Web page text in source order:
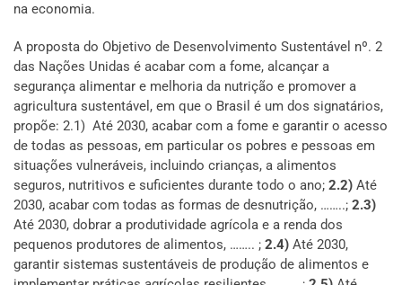
na economia.
A proposta do Objetivo de Desenvolvimento Sustentável nº. 2
das Nações Unidas é acabar com a fome, alcançar a
segurança alimentar e melhoria da nutrição e promover a
agricultura sustentável, em que o Brasil é um dos signatários,
propõe: 2.1) Até 2030, acabar com a fome e garantir o acesso
de todas as pessoas, em particular os pobres e pessoas em
situações vulneráveis, incluindo crianças, a alimentos
seguros, nutritivos e suficientes durante todo o ano; 2.2) Até
2030, acabar com todas as formas de desnutrição, ……..; 2.3)
Até 2030, dobrar a produtividade agrícola e a renda dos
pequenos produtores de alimentos, …….. ; 2.4) Até 2030,
garantir sistemas sustentáveis de produção de alimentos e